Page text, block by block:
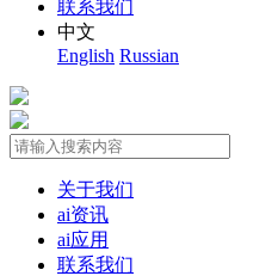
联系我们
中文
English Russian
关于我们
ai资讯
ai应用
联系我们